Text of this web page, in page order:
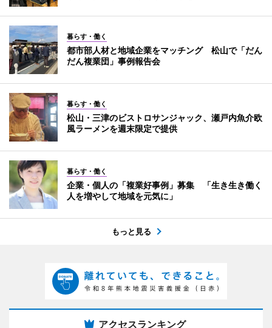
暮らす・働く
都市部人材と地域企業をマッチング 松山で「だん
だん複業団」事例報告会
暮らす・働く
松山・三津のビストロサンジャック、瀬戸内魚介欧
風ラーメンを週末限定で提供
暮らす・働く
企業・個人の「複業好事例」募集 「生き生き働く
人を増やして地域を元気に」
もっと見る
アクセスランキング